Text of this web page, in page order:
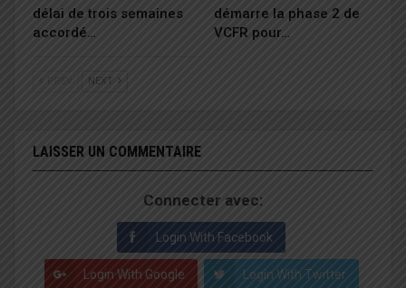
délai de trois semaines
accordé…
démarre la phase 2 de
VCFR pour…
NEXT
LAISSER UN COMMENTAIRE
Connecter avec:
Login With Facebook
Login With Google Login With Twitter